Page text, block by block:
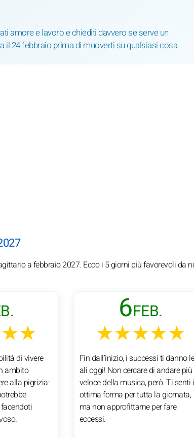
amore e lavoro e chiediti davvero se serve un
24 febbraio prima di muoverti su qualsiasi cosa.
a febbraio 2027. Ecco i 5 giorni più favorevoli da
di vivere
ambito
alla pigrizia:
6FEB.
★★★★★
Fin dall’inizio, i successi ti danno
ali oggi! Non cercare di andare più
veloce della musica, però. Ti senti
ottima forma per tutta la giornata,
ma non approfittarne per fare
eccessi.